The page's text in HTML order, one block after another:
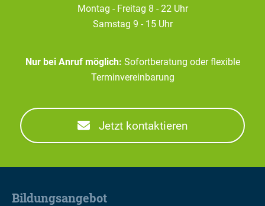
Montag - Freitag 8 - 22 Uhr
Samstag 9 - 15 Uhr
Nur bei Anruf möglich: Sofortberatung oder flexible
Terminvereinbarung
Jetzt kontaktieren
Bildungsangebot